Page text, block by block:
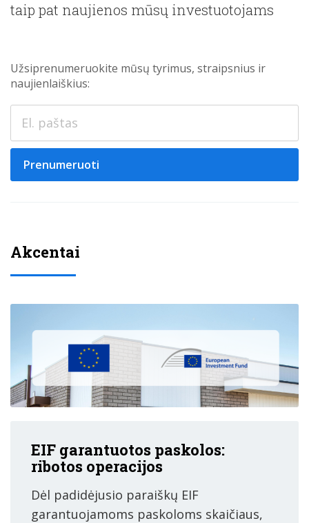
taip pat naujienos mūsų investuotojams
Užsiprenumeruokite mūsų tyrimus, straipsnius ir
naujienlaiškius:
Prenumeruoti
Akcentai
EIF garantuotos paskolos:
ribotos operacijos
Dėl padidėjusio paraiškų EIF
garantuojamoms paskoloms skaičiaus,